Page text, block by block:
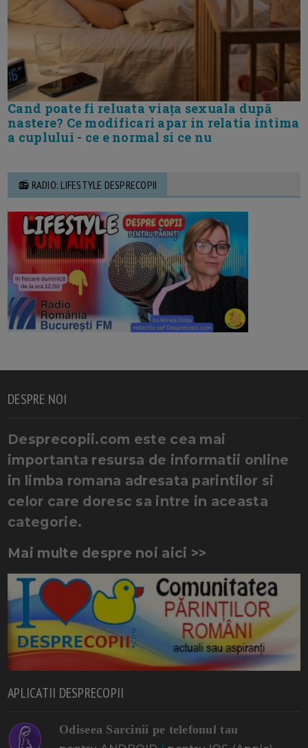
Cand poate fi reluata viața sexuala după
nastere? Ce modificari apar in relatia intima
a cuplului - ce e normal si ce nu
📻 RADIO: LIFESTYLE DESPRECOPII
DESPRE NOI
Desprecopii.com este cea mai
importanta resursa de informatii online
in limba romana adresata parintilor si
celor care doresc sa intre in aceasta
categorie.
Mai multe despre noi aici >>
APLICATII DESPRECOPII
Odiseea Sarcinii pe telefonul tau